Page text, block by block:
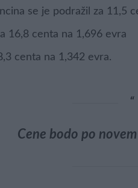
se je podražil za 11,5
16,8 centa na 1,696 evra
centa na 1,342 evra.
Cene bodo po